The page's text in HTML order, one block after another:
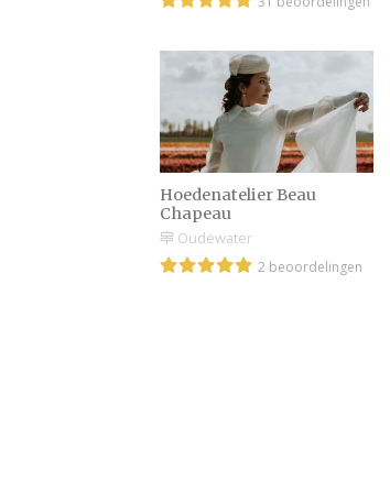
Hoedenatelier Beau
Chapeau
Oudewater
2 beoordelingen